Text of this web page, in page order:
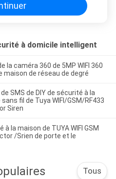
à domicile intelligent
la caméra 360 de 5MP WIFI 360
maison de réseau de degré
SMS de DIY de sécurité à la
fil de Tuya WIFI/GSM/RF433
Siren
la maison de TUYA WIFI GSM
/Srien de porte et le
Tous